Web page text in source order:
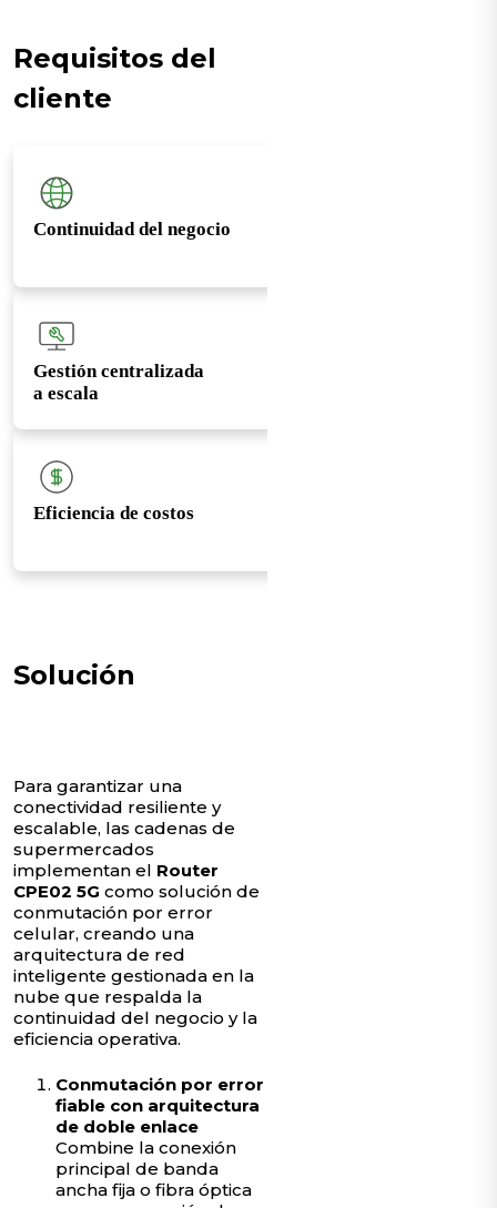
Requisitos del
cliente
Continuidad del negocio
Gestión centralizada
a escala
Eficiencia de costos
Solución
Para garantizar una
conectividad resiliente y
escalable, las cadenas de
supermercados
implementan el Router
CPE02 5G como solución de
conmutación por error
celular, creando una
arquitectura de red
inteligente gestionada en la
nube que respalda la
continuidad del negocio y la
eficiencia operativa.
Conmutación por error
fiable con arquitectura
de doble enlace
Combine la conexión
principal de banda
ancha fija o fibra óptica